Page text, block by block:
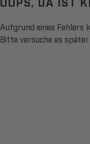
Aufgrund eines Fehlers
Bitte versuche es später